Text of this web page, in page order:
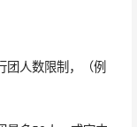
团人数限制，（例